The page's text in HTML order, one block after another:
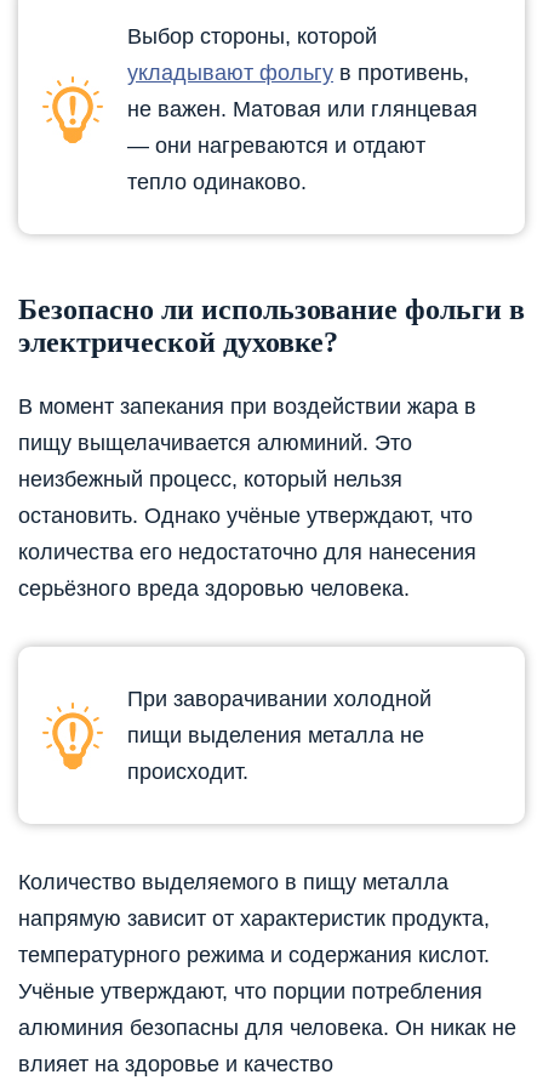
Выбор стороны, которой
укладывают фольгу в противень,
не важен. Матовая или глянцевая
— они нагреваются и отдают
тепло одинаково.
Безопасно ли использование фольги в
электрической духовке?
В момент запекания при воздействии жара в
пищу выщелачивается алюминий. Это
неизбежный процесс, который нельзя
остановить. Однако учёные утверждают, что
количества его недостаточно для нанесения
серьёзного вреда здоровью человека.
При заворачивании холодной
пищи выделения металла не
происходит.
Количество выделяемого в пищу металла
напрямую зависит от характеристик продукта,
температурного режима и содержания кислот.
Учёные утверждают, что порции потребления
алюминия безопасны для человека. Он никак не
влияет на здоровье и качество